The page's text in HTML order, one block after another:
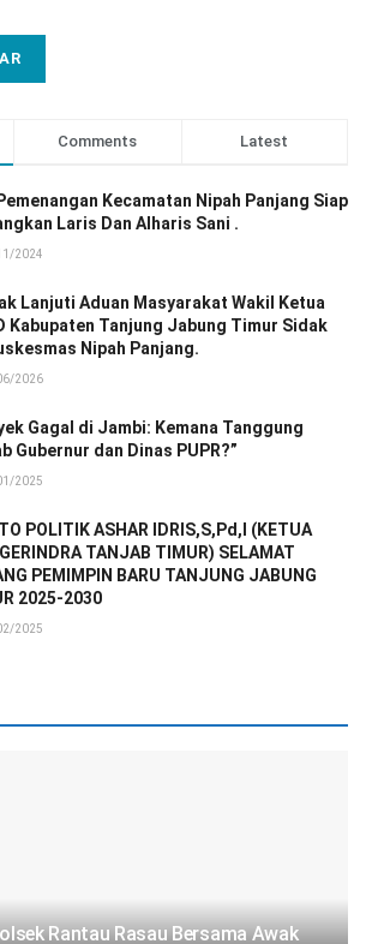
Comments Latest
Kecamatan Nipah Panjang Siap
Laris Dan Alharis Sani .
2024
Lanjuti Aduan Masyarakat Wakil Ketua
Kabupaten Tanjung Jabung Timur Sidak
Nipah Panjang.
2026
Gagal di Jambi: Kemana Tanggung
Gubernur dan Dinas PUPR?”
2025
POLITIK ASHAR IDRIS,S,Pd,I (KETUA
TANJAB TIMUR) SELAMAT
PEMIMPIN BARU TANJUNG JABUNG
2025-2030
2025
Rantau Rasau Bersama Awak